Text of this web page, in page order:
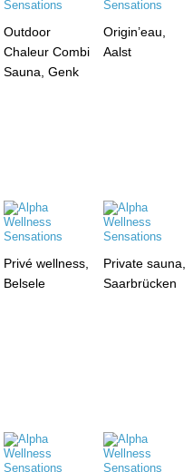
Outdoor
Chaleur Combi
Sauna, Genk
Origin’eau,
Aalst
Privé wellness,
Belsele
Private sauna,
Saarbrücken